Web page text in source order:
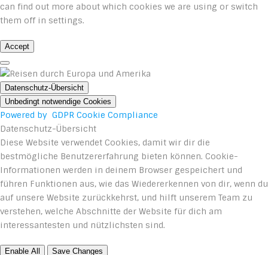
can find out more about which cookies we are using or switch
them off in settings.
Accept
Datenschutz-Übersicht
Unbedingt notwendige Cookies
Powered by GDPR Cookie Compliance
Datenschutz-Übersicht
Diese Website verwendet Cookies, damit wir dir die
bestmögliche Benutzererfahrung bieten können. Cookie-
Informationen werden in deinem Browser gespeichert und
führen Funktionen aus, wie das Wiedererkennen von dir, wenn du
auf unsere Website zurückkehrst, und hilft unserem Team zu
verstehen, welche Abschnitte der Website für dich am
interessantesten und nützlichsten sind.
Enable All Save Changes